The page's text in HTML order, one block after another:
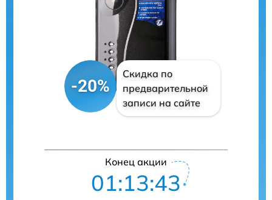
-20%
Скидка по
предварительной
записи на сайте
Конец акции
01:13:42